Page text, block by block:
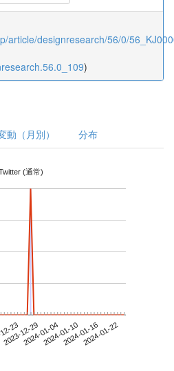
article/designresearch/56/0/
)
動（月別） 分布
(通常)
23
2023-12-292024-01-042024-01-102024-01-162024-01-22